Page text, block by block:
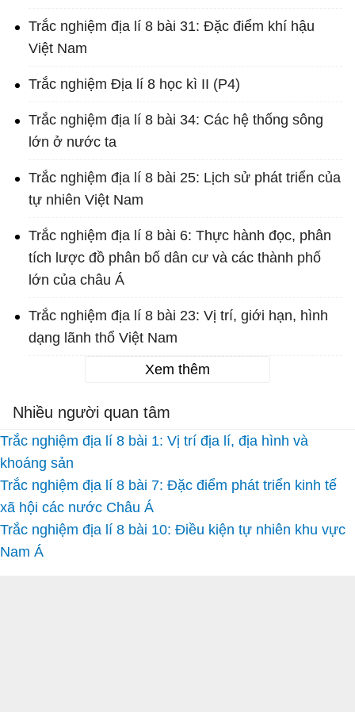
Trắc nghiệm địa lí 8 bài 31: Đặc điểm khí hậu
Việt Nam
Trắc nghiệm Địa lí 8 học kì II (P4)
Trắc nghiệm địa lí 8 bài 34: Các hệ thống sông
lớn ở nước ta
Trắc nghiệm địa lí 8 bài 25: Lịch sử phát triển của
tự nhiên Việt Nam
Trắc nghiệm địa lí 8 bài 6: Thực hành đọc, phân
tích lược đồ phân bố dân cư và các thành phố
lớn của châu Á
Trắc nghiệm địa lí 8 bài 23: Vị trí, giới hạn, hình
dạng lãnh thổ Việt Nam
Xem thêm
Nhiều người quan tâm
Trắc nghiệm địa lí 8 bài 1: Vị trí địa lí, địa hình và
khoáng sản
Trắc nghiệm địa lí 8 bài 7: Đặc điểm phát triển kinh tế
xã hội các nước Châu Á
Trắc nghiệm địa lí 8 bài 10: Điều kiện tự nhiên khu vực
Nam Á